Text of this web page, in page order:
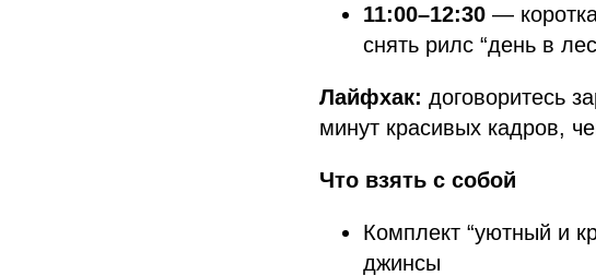
11:00–12:30 —
снять рилс “день в
Лайфхак: договоритесь
минут красивых кадров,
Что взять с собой
Комплект “уютный и
джинсы